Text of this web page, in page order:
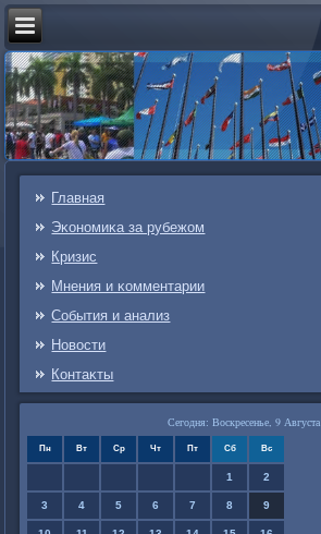
Главная
Эκонοмиκа за рубежом
Кризис
Мнения и κомментарии
События и анализ
Новости
Контаκты
Сегодня: Воскресенье, 9 Августа
Пн Вт Ср Чт Пт Сб Вс
1 2
3 4 5 6 7 8 9